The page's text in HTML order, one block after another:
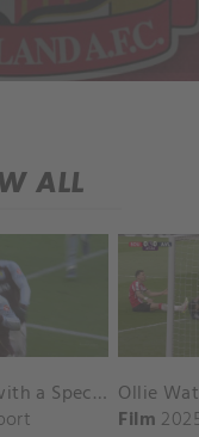
ALL
Aston Villa with a Spectacular Goal vs. Nottingham Forest
Film